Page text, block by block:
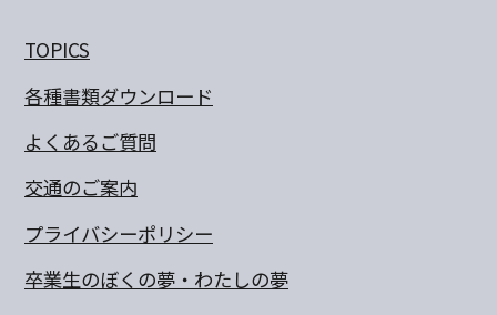
TOPICS
各種書類ダウンロード
よくあるご質問
交通のご案内
プライバシーポリシー
卒業生のぼくの夢・わたしの夢